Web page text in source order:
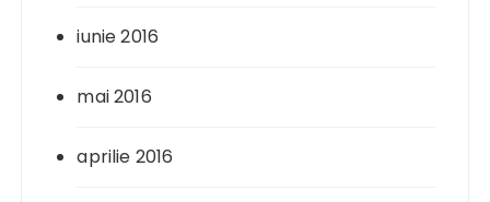
iunie 2016
mai 2016
aprilie 2016